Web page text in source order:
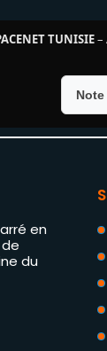
TUNISIE–
en
du